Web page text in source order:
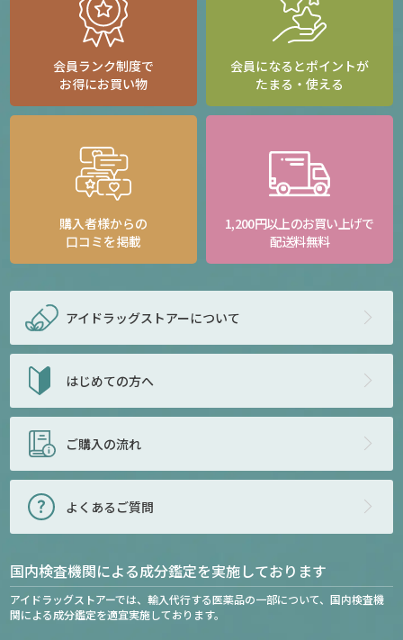
会員ランク制度で
お得にお買い物
会員になるとポイントが
たまる・使える
購入者様からの
口コミを掲載
1,200円以上のお買い上げで
配送料無料
アイドラッグストアーについて
はじめての方へ
ご購入の流れ
よくあるご質問
国内検査機関による成分鑑定を実施しております
アイドラッグストアーでは、輸入代行する医薬品の一部について、国内検査機
関による成分鑑定を適宜実施しております。